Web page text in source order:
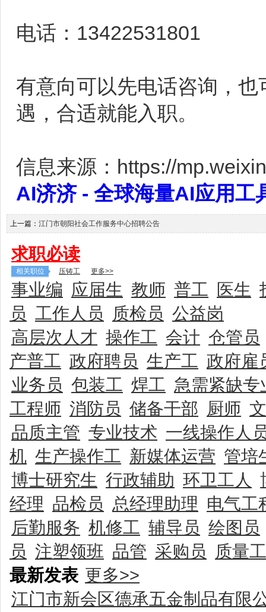
电话：13422531801
有意向可以先电话咨询，
遇，合适就能入职。
信息来源：https://
AI济济 - 全球海量AI应用
上一篇： 江门市朝阳社会工作服务中心招聘公告
求职必读
相关职位 压铸工 更多>>
事业编 应届生 教师 普工 医生
员 工作人员 质检员 公益岗
高层次人才 操作工 会计 仓管员
产普工 政府聘员 生产工 政府雇
业务员 包装工 焊工 急需紧缺专
工程师 消防员 储备干部 厨师
品质主管 专业技术 一线操作人
机 生产操作工 新媒体运营 管培
博士研究生 行政辅助 环卫工人
经理 品检员 总经理助理 电气工
后勤服务 机修工 辅导员 绘图员
员 注塑领班 品管 采购员
质量
最新发表 更多>>
江门市新会区德承五金制品有限